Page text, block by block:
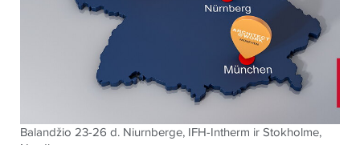
Balandžio 23-26 d. Niurnberge, IFH-Intherm ir Stokholme,